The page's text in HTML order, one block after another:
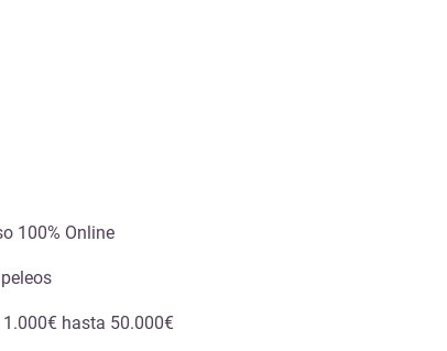
100% Online
1.000€ hasta 50.000€